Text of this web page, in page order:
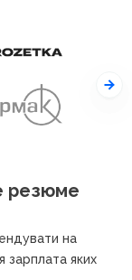
резюме
на
зарплата яких